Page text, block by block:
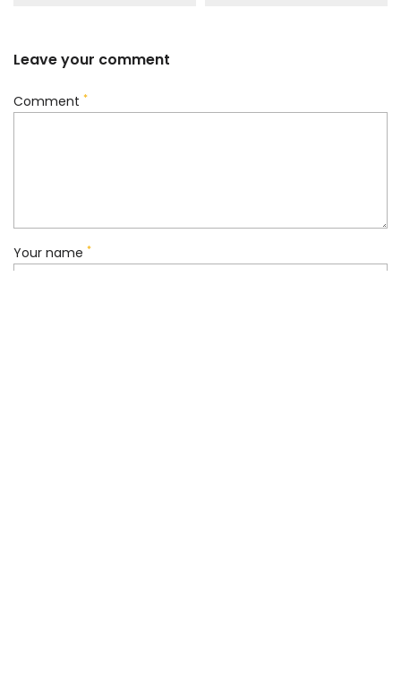
Leave your comment
Comment *
Your name *